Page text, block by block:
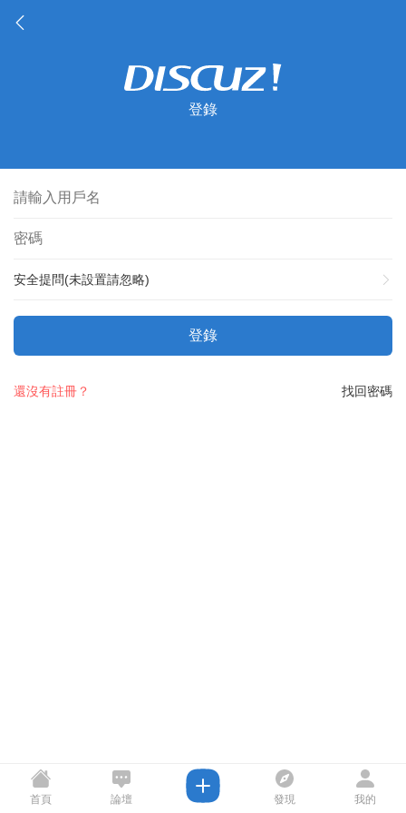
登錄
安全提問(未設置請忽略)
登錄
找回密碼
還沒有註冊？
首頁 論壇 發現 我的